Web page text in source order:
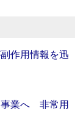
作用情報を迅
事業へ 非常用